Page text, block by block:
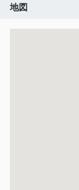
地図